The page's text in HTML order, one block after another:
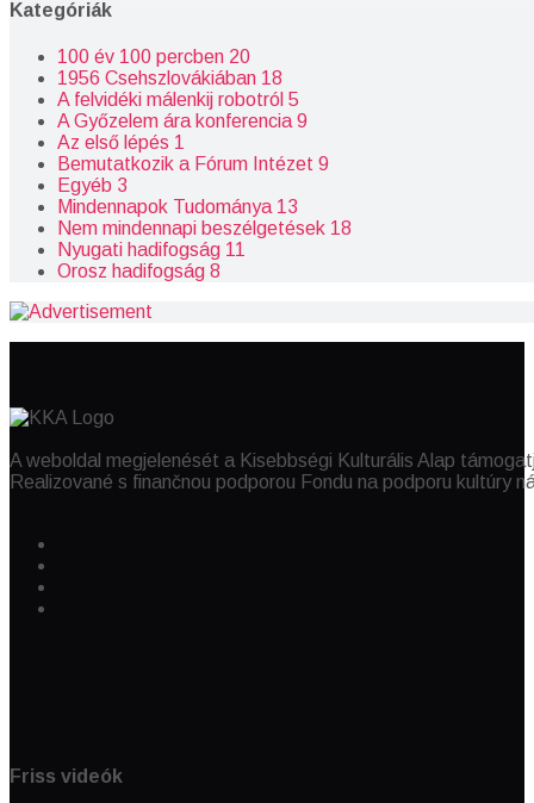
Kategóriák
100 év 100 percben 20
1956 Csehszlovákiában 18
A felvidéki málenkij robotról 5
A Győzelem ára konferencia9
Az első lépés 1
Bemutatkozik a Fórum Intézet 9
Egyéb 3
Mindennapok Tudománya 13
Nem mindennapi beszélgetések 18
Nyugati hadifogság 11
Orosz hadifogság 8
A weboldal megjelenését a Kisebbségi Kulturális Alap
Realizované s finančnou podporou Fondu na podporu kultúry
Friss videók